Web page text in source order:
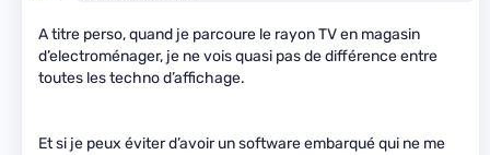
A titre perso, quand je parcoure le rayon TV en magasin
d’electroménager, je ne vois quasi pas de différence entre
toutes les techno d’affichage.
Et si je peux éviter d’avoir un software embarqué qui ne me